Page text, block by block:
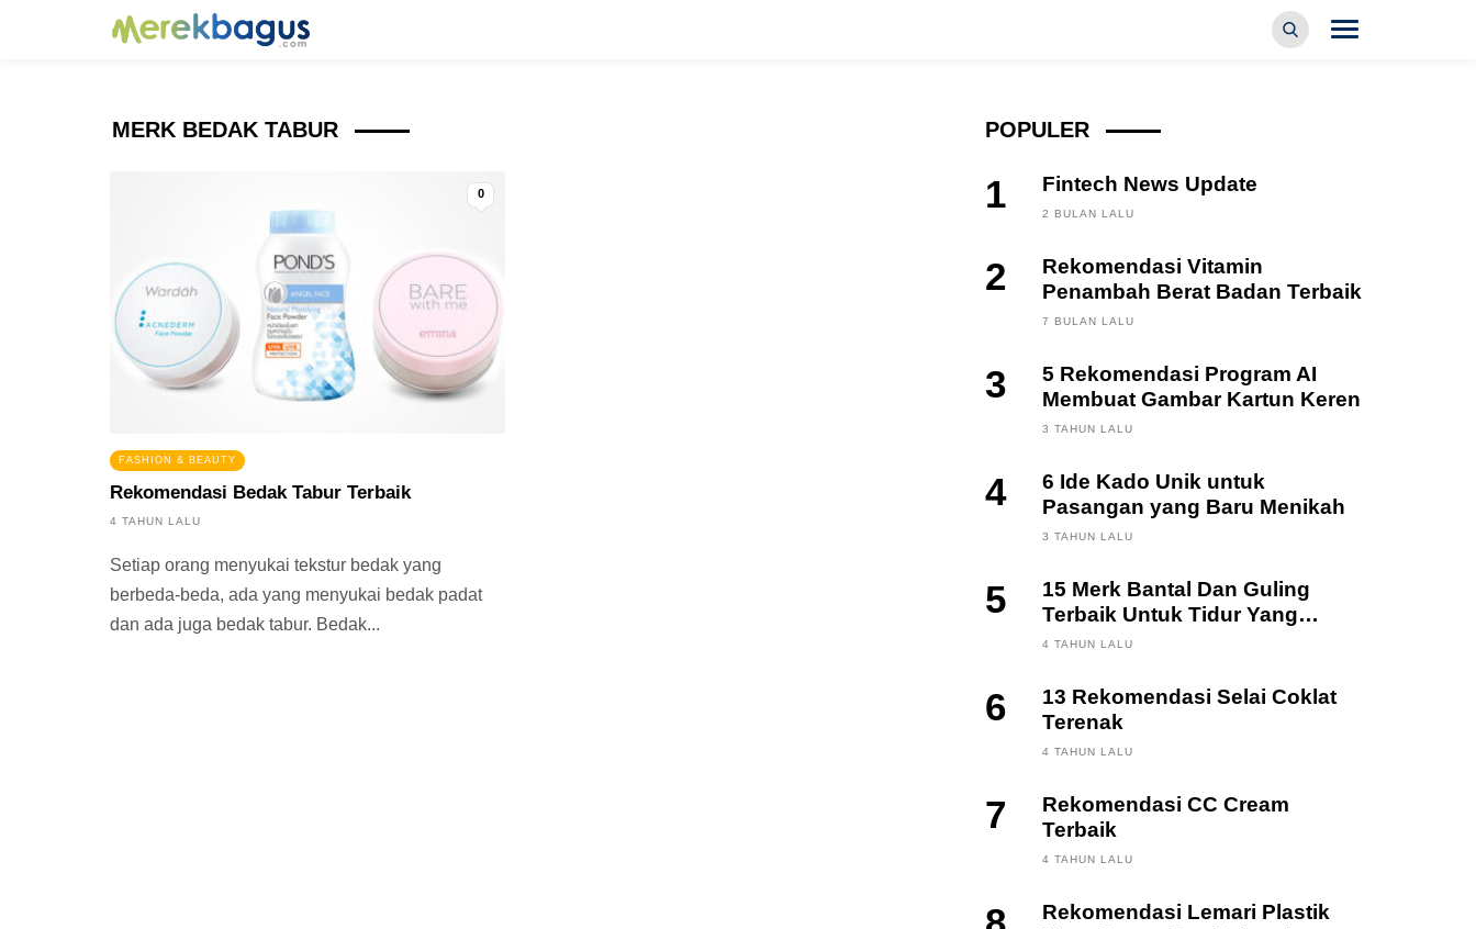
MERK BEDAK TABUR
0
FASHION & BEAUTY
Rekomendasi Bedak Tabur Terbaik
4 TAHUN LALU
Setiap orang menyukai tekstur bedak yang
berbeda-beda, ada yang menyukai bedak padat
dan ada juga bedak tabur. Bedak...
POPULER
1 Fintech News Update
2 BULAN LALU
2
Rekomendasi Vitamin
Penambah Berat Badan Terbaik
7 BULAN LALU
3
5 Rekomendasi Program AI
Membuat Gambar Kartun Keren
3 TAHUN LALU
4
6 Ide Kado Unik untuk
Pasangan yang Baru Menikah
3 TAHUN LALU
5
15 Merk Bantal Dan Guling
Terbaik Untuk Tidur Yang
Berkualitas
4 TAHUN LALU
6
13 Rekomendasi Selai Coklat
Terenak
4 TAHUN LALU
7
Rekomendasi CC Cream
Terbaik
4 TAHUN LALU
Rekomendasi Lemari Plastik